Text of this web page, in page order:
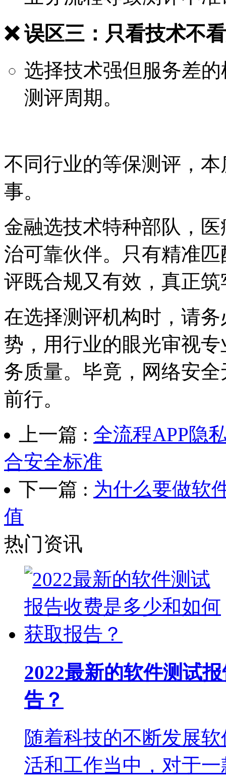
❌ 误区三：只看技术不
选择技术强但服务差
测评周期。
不同行业的等保测评，
事。
金融选技术特种部队，
治可靠伙伴。只有精准
评既合规又有效，真正
在选择测评机构时，请
势，用行业的眼光审视
务质量。毕竟，网络安
前行。
上一篇 : 全流程APP隐
合安全标准
下一篇 : 为什么要做软
值
热门资讯
2022最新的软件测试
告？
随着科技的不断发展
活和工作当中，对于